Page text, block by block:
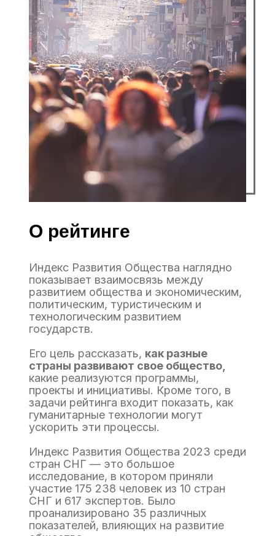
Индекс Развития Общества наглядно
показывает взаимосвязь между
развитием общества и экономическим,
политическим, туристическим и
технологическим развитием
государств.
Его цель рассказать, как разные
страны развивают свое общество,
какие реализуются программы,
проекты и инициативы. Кроме того, в
задачи рейтинга входит показать, как
гуманитарные технологии могут
ускорить эти процессы.
Индекс Развития Общества 2023 среди
стран СНГ — это большое
исследование, в котором приняли
участие 175 238 человек из 10 стран
СНГ и 617 экспертов. Было
проанализировано 35 различных
показателей, влияющих на развитие
О рейтинге